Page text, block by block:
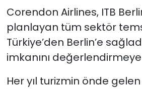
Corendon Airlines, ITB
planlayan tüm sektör
Türkiye’den Berlin’e
imkanını
Her yıl turizmin önde